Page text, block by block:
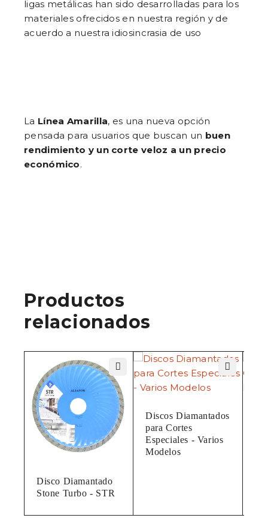
ligas metálicas han sido desarrolladas para los
materiales ofrecidos en nuestra región y de
acuerdo a nuestra idiosincrasia de uso
La Línea Amarilla, es una nueva opción
pensada para usuarios que buscan un buen
rendimiento y un corte veloz a un precio
económico.
Productos
relacionados
Disco Diamantado
Stone Turbo - STR
Discos Diamantados
para Cortes
Especiales - Varios
Modelos